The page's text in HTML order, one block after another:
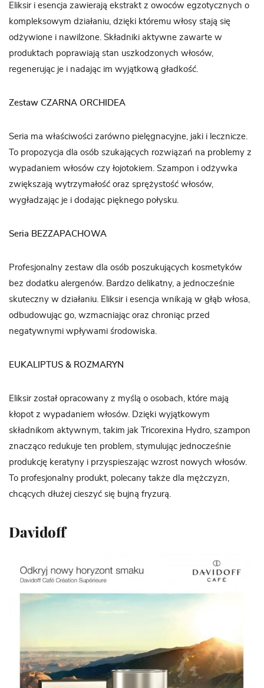
Eliksir i esencja zawierają ekstrakt z owoców egzotycznych o
kompleksowym działaniu, dzięki któremu włosy stają się
odżywione i nawilżone. Składniki aktywne zawarte w
produktach poprawiają stan uszkodzonych włosów,
regenerując je i nadając im wyjątkową gładkość.
Zestaw CZARNA ORCHIDEA
Seria ma właściwości zarówno pielęgnacyjne, jaki i lecznicze.
To propozycja dla osób szukających rozwiązań na problemy z
wypadaniem włosów czy łojotokiem. Szampon i odżywka
zwiększają wytrzymałość oraz sprężystość włosów,
wygładzając je i dodając pięknego połysku.
Seria BEZZAPACHOWA
Profesjonalny zestaw dla osób poszukujących kosmetyków
bez dodatku alergenów. Bardzo delikatny, a jednocześnie
skuteczny w działaniu. Eliksir i esencja wnikają w głąb włosa,
odbudowując go, wzmacniając oraz chroniąc przed
negatywnymi wpływami środowiska.
EUKALIPTUS & ROZMARYN
Eliksir został opracowany z myślą o osobach, które mają
kłopot z wypadaniem włosów. Dzięki wyjątkowym
składnikom aktywnym, takim jak Tricorexina Hydro, szampon
znacząco redukuje ten problem, stymulując jednocześnie
produkcję keratyny i przyspieszając wzrost nowych włosów.
To profesjonalny produkt, polecany także dla mężczyzn,
chcących dłużej cieszyć się bujną fryzurą.
Davidoff